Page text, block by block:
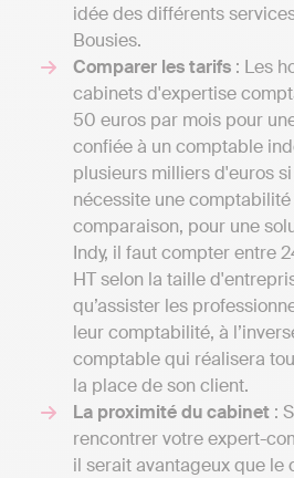
idée des différents
Bousies.
Comparer les tarifs : Les
cabinets d'expertise
50 euros par mois pour
confiée à un comptable
plusieurs milliers d'euros
nécessite une
comparaison, pour une
Indy, il faut compter entre
HT selon la taille
qu’assister les
leur comptabilité, à
comptable qui réalisera
la place de son client.
La proximité du cabinet :
rencontrer votre expert-
il serait avantageux que le